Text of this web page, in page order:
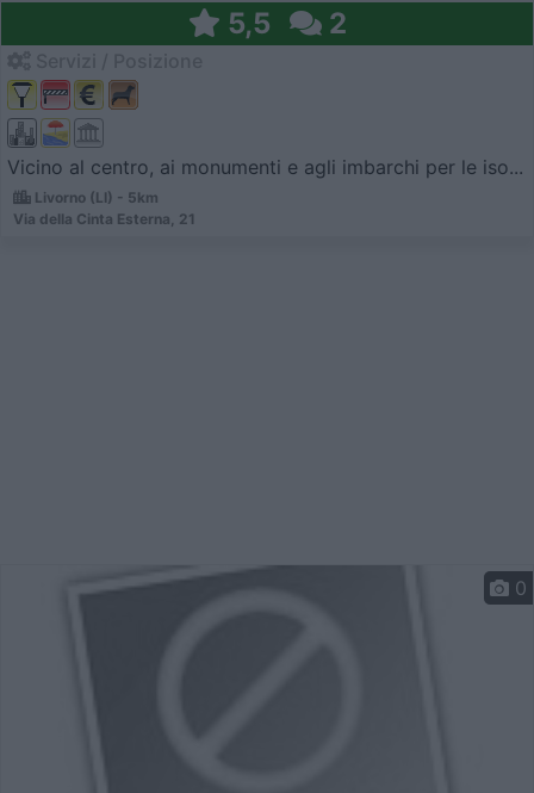
5,5 2
Vicino al centro, ai monumenti e agli imbarchi per le iso...
Livorno (LI) - 5km
Via della Cinta Esterna, 21
0